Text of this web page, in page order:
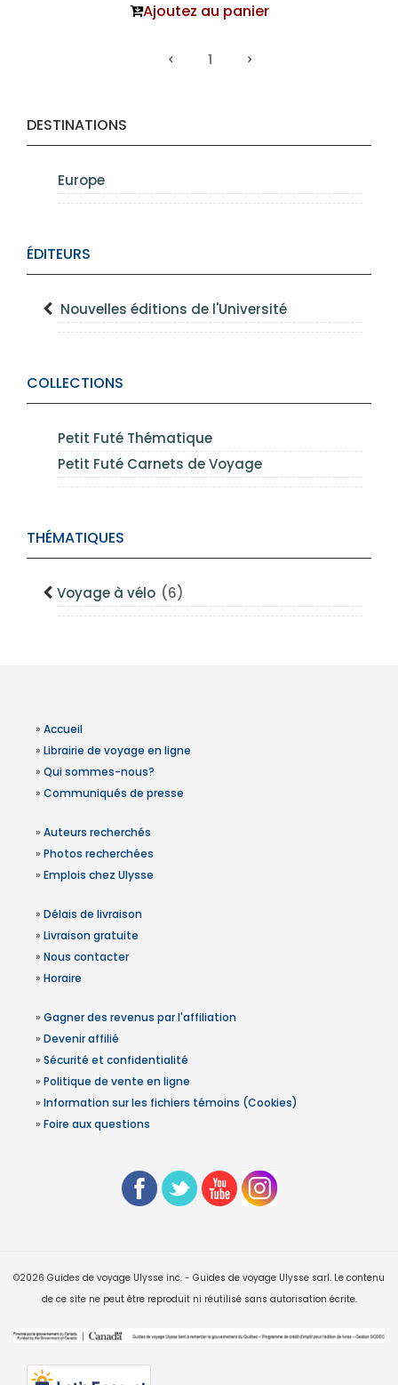
DESTINATIONS
Europe
ÉDITEURS
Nouvelles éditions de l'Université
COLLECTIONS
Petit Futé Thématique
Petit Futé Carnets de Voyage
THÉMATIQUES
Voyage à vélo (6)
Ajoutez au panier
1
» Accueil
» Librairie de voyage en ligne
» Qui sommes-nous?
» Communiqués de presse
» Auteurs recherchés
» Photos recherchées
» Emplois chez Ulysse
» Délais de livraison
» Livraison gratuite
» Nous contacter
» Horaire
» Gagner des revenus par l'affiliation
» Devenir affilié
» Sécurité et confidentialité
» Politique de vente en ligne
» Information sur les fichiers témoins (Cookies)
» Foire aux questions
©2026 Guides de voyage Ulysse inc. - Guides de voyage Ulysse sarl. Le contenu
de ce site ne peut être reproduit ni réutilisé sans autorisation écrite.